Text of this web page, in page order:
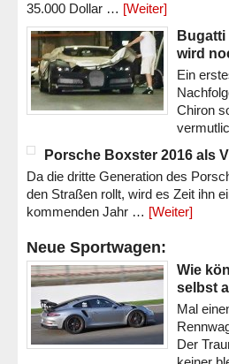
35.000 Dollar … [Weiter]
Bugatti
wird
Ein
Chiron
Porsche Boxster 2016 als
Da die dritte Generation des
den Straßen rollt, wird es Zeit ihn
kommenden Jahr … [Weiter]
Neue Sportwagen:
Wie
selbst
Mal
Der